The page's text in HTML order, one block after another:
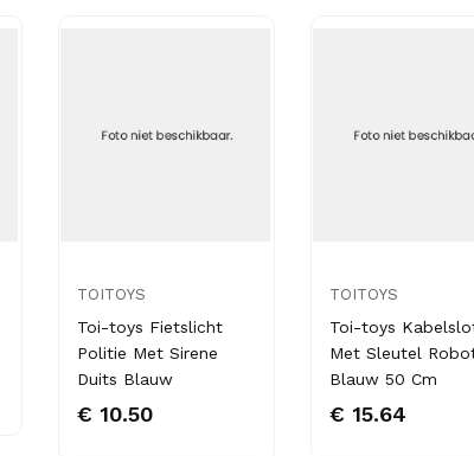
TOITOYS
Toi-toys Fietslicht
Politie Met Sirene
Duits Blauw
€ 10.50
TOITOYS
Toi-toys
Met Sleutel
Blauw 50 Cm
€ 15.64